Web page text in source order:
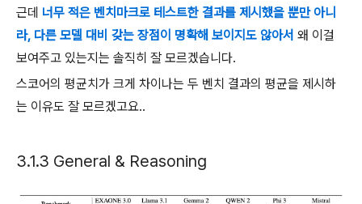
근데 너무 적은 벤치마크로 테스트한 결과를 제시했을 뿐만 아니
라, 다른 모델 대비 갖는 장점이 명확해 보이지도 않아서 왜 이걸
보여주고 있는지는 솔직히 잘 모르겠습니다.
스코어의 평균치가 크게 차이나는 두 벤치 결과의 평균을 제시하
는 이유도 잘 모르겠고요..
3.1.3 General & Reasoning